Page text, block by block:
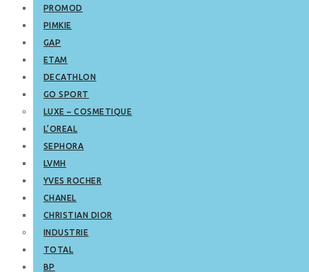
PROMOD
PIMKIE
GAP
ETAM
DECATHLON
GO SPORT
LUXE – COSMETIQUE
L’OREAL
SEPHORA
LVMH
YVES ROCHER
CHANEL
CHRISTIAN DIOR
INDUSTRIE
TOTAL
BP